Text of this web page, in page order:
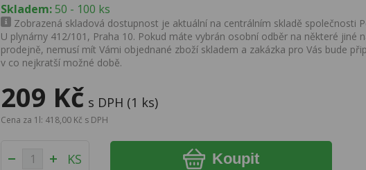
Skladem:50 - 100 ks
Zobrazená skladová dostupnost je aktuální na centrálním skladě společnosti
U plynárny 412/101, Praha 10. Pokud máte vybrán osobní odběr na některé jiné
prodejně, nemusí mít Vámi objednané zboží skladem a zakázka pro Vás bude
v co nejkratší možné době.
209 Kč s DPH (1 ks)
Cena za 1l: 418,00 Kč s DPH
KS Koupit